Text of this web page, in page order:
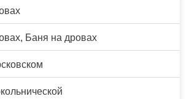
Баня на дровах